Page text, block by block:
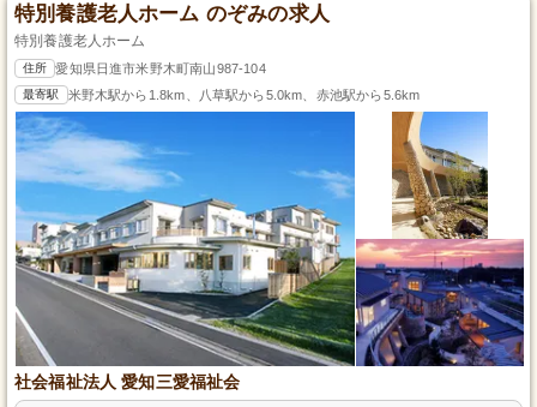
特別養護老人ホーム のぞみの求人
特別養護老人ホーム
住所 愛知県日進市米野木町南山987-104
最寄駅 米野木駅から1.8km、八草駅から5.0km、赤池駅から5.6km
社会福祉法人 愛知三愛福祉会